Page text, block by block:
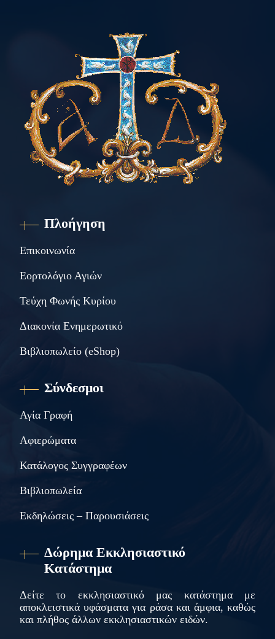
Πλοήγηση
Επικοινωνία
Εορτολόγιο Αγιών
Τεύχη Φωνής Κυρίου
Διακονία Ενημερωτικό
Βιβλιοπωλείο (eShop)
Σύνδεσμοι
Αγία Γραφή
Αφιερώματα
Κατάλογος Συγγραφέων
Βιβλιοπωλεία
Εκδηλώσεις – Παρουσιάσεις
Δώρημα Εκκλησιαστικό
Κατάστημα
Δείτε το εκκλησιαστικό μας κατάστημα με
αποκλειστικά υφάσματα για ράσα και άμφια, καθώς
και πλήθος άλλων εκκλησιαστικών ειδών.